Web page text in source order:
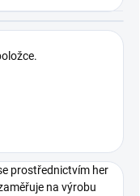
prostřednictvím her
na výrobu